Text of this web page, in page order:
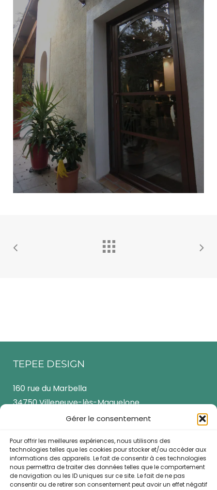
Gérer le consentement
Pour offrir les meilleures expériences, nous utilisons des
technologies telles que les cookies pour stocker et/ou accéder aux
informations des appareils. Le fait de consentir à ces technologies
nous permettra de traiter des données telles que le comportement
de navigation ou les ID uniques sur ce site. Le fait de ne pas
consentir ou de retirer son consentement peut avoir un effet négatif
TEPEE DESIGN
160 rue du Marbella
34750 Villeneuve-lès-Maguelone
Montpellier Agglo
archi@tepeedesign.fr